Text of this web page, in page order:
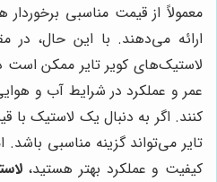
معمولاً از قیمت مناسبی
ارائه می‌دهند. با این حال، در
لاستیک‌های کویر تایر ممکن است
عمر و عملکرد در شرایط آب و
کنند. اگر به دنبال یک لاستیک با
تایر می‌تواند گزینه مناسبی باشد.
کیفیت و عملکرد بهتر هستید،